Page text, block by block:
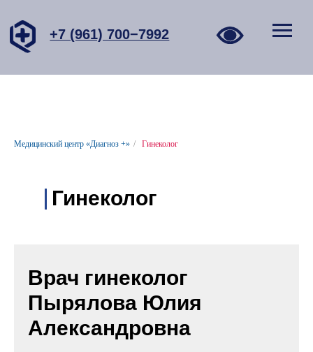
Медицинский центр «Диагноз +» / Гинеколог
Гинеколог
Врач гинеколог
Пырялова Юлия
Александровна